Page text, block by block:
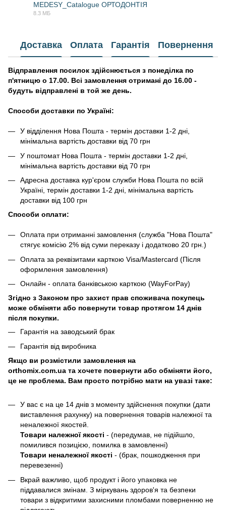
MEDESY_Catalogue ОРТОДОНТІЯ
8.3 МБ
Доставка Оплата Гарантія Повернення
Відправлення посилок здійснюється з понеділка по
п'ятницю о 17.00. Всі замовлення отримані до 16.00 -
будуть відправлені в той же день.
Способи доставки по Україні:
У відділення Нова Пошта - термін доставки 1-2 дні,
мінімальна вартість доставки від 70 грн
У поштомат Нова Пошта - термін доставки 1-2 дні,
мінімальна вартість доставки від 70 грн
Адресна доставка кур'єром служби Нова Пошта по всій
Україні, термін доставки 1-2 дні, мінімальна вартість
доставки від 100 грн
Способи оплати:
Оплата при отриманні замовлення (служба "Нова Пошта"
стягує комісію 2% від суми переказу і додатково 20 грн.)
Оплата за реквізитами карткою Visa/Mastercard (Після
оформлення замовлення)
Онлайн - оплата банківською карткою (WayForPay)
Згідно з Законом про захист прав споживача покупець
може обміняти або повернути товар протягом 14 днів
після покупки.
Гарантія на заводський брак
Гарантія від виробника
Якщо ви розмістили замовлення на
orthomix.com.ua та хочете повернути або обміняти його,
це не проблема. Вам просто потрібно мати на увазі таке:
У вас є на це 14 днів з моменту здійснення покупки (дати
виставлення рахунку) на повернення товарів належної та
неналежної якостей.
Товари належної якості - (передумав, не підійшло,
помилився позицією, помилка в замовленні)
Товари неналежної якості - (брак, пошкодження при
перевезенні)
Вкрай важливо, щоб продукт і його упаковка не
піддавалися змінам. З міркувань здоров'я та безпеки
товари з відкритими захисними пломбами поверненню не